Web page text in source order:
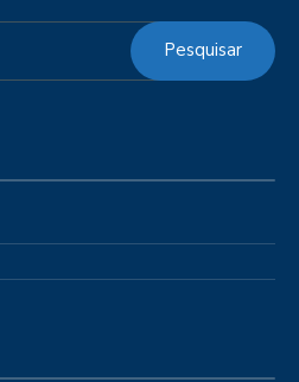
Pesquisar